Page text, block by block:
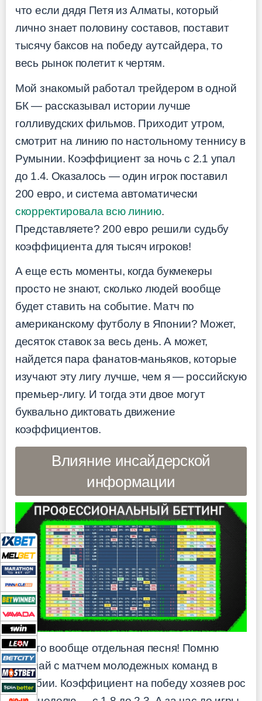
что если дядя Петя из Алматы, который
лично знает половину составов, поставит
тысячу баксов на победу аутсайдера, то
весь рынок полетит к чертям.
Мой знакомый работал трейдером в одной
БК — рассказывал истории лучше
голливудских фильмов. Приходит утром,
смотрит на линию по настольному теннису в
Румынии. Коэффициент за ночь с 2.1 упал
до 1.4. Оказалось — один игрок поставил
200 евро, и система автоматически
скорректировала всю линию.
Представляете? 200 евро решили судьбу
коэффициента для тысяч игроков!
А еще есть моменты, когда букмекеры
просто не знают, сколько людей вообще
будет ставить на событие. Матч по
американскому футболу в Японии? Может,
десяток ставок за весь день. А может,
найдется пара фанатов-маньяков, которые
изучают эту лигу лучше, чем я — российскую
премьер-лигу. И тогда эти двое могут
буквально диктовать движение
коэффициентов.
Влияние инсайдерской
информации
О, это вообще отдельная песня! Помню
случай с матчем молодежных команд в
Сербии. Коэффициент на победу хозяев рос